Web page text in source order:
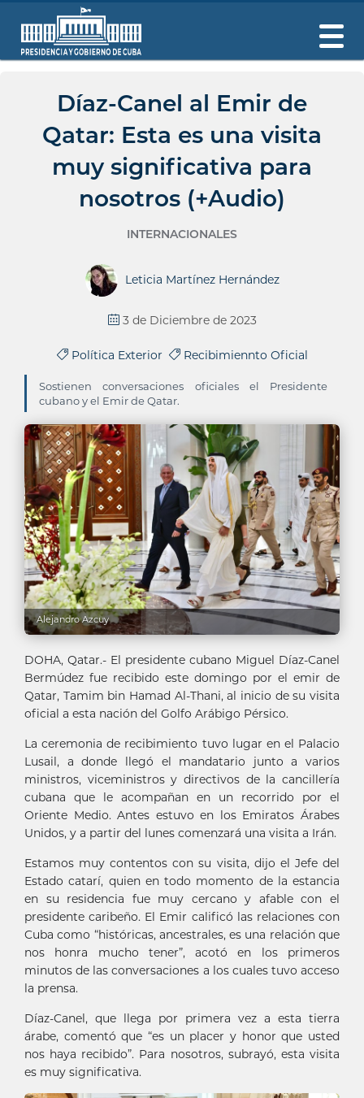
Díaz-Canel al Emir de
Qatar: Esta es una visita
muy significativa para
nosotros (+Audio)
INTERNACIONALES
Leticia Martínez Hernández
3 de Diciembre de 2023
Política Exterior Recibimiennto Oficial
Sostienen conversaciones oficiales el Presidente
cubano y el Emir de Qatar.
Alejandro Azcuy
DOHA, Qatar.- El presidente cubano Miguel Díaz-Canel
Bermúdez fue recibido este domingo por el emir de
Qatar, Tamim bin Hamad Al-Thani, al inicio de su visita
oficial a esta nación del Golfo Arábigo Pérsico.
La ceremonia de recibimiento tuvo lugar en el Palacio
Lusail, a donde llegó el mandatario junto a varios
ministros, viceministros y directivos de la cancillería
cubana que le acompañan en un recorrido por el
Oriente Medio. Antes estuvo en los Emiratos Árabes
Unidos, y a partir del lunes comenzará una visita a Irán.
Estamos muy contentos con su visita, dijo el Jefe del
Estado catarí, quien en todo momento de la estancia
en su residencia fue muy cercano y afable con el
presidente caribeño. El Emir calificó las relaciones con
Cuba como “históricas, ancestrales, es una relación que
nos honra mucho tener”, acotó en los primeros
minutos de las conversaciones a los cuales tuvo acceso
la prensa.
Díaz-Canel, que llega por primera vez a esta tierra
árabe, comentó que “es un placer y honor que usted
nos haya recibido”. Para nosotros, subrayó, esta visita
es muy significativa.